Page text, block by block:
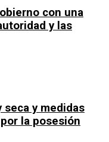
con una
y las
seca y medidas
la posesión